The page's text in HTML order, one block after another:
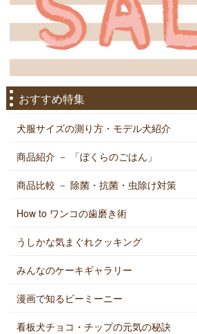
おすすめ特集
犬服サイズの測り方・モデル犬紹介
商品紹介 － 「ぼくらのごはん」
商品比較 － 除菌・抗菌・虫除け対策
How to ワンコの歯磨き術
うしかな気まぐれクッキング
みんなのケーキギャラリー
漫画で知るビーミーニー
看板犬チョコ・チップの元気の秘訣